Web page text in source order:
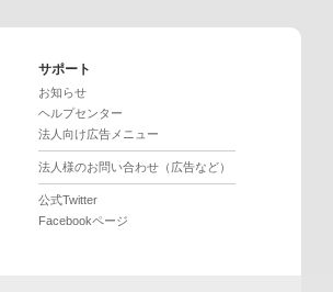
サポート
お知らせ
ヘルプセンター
法人向け広告メニュー
法人様のお問い合わせ（広告など）
公式Twitter
Facebookページ